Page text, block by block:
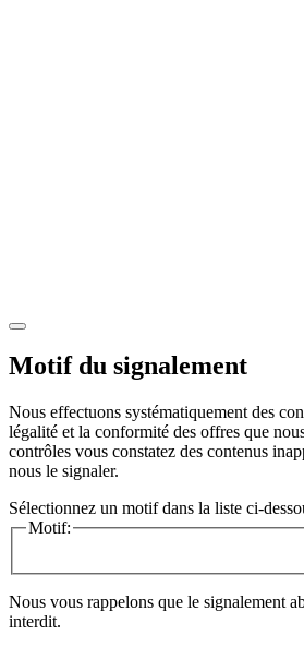
Motif du signalement
Nous effectuons systématiquement des
légalité et la conformité des offres que
contrôles vous constatez des contenus
nous le signaler.
Sélectionnez un motif dans la liste ci-
Motif:
Nous vous rappelons que le signalement
interdit.